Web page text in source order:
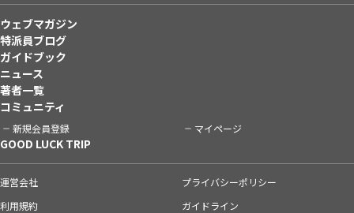
ウェブマガジン
特派員ブログ
ガイドブック
ニュース
著者一覧
コミュニティ
新規会員登録 マイページ
GOOD LUCK TRIP
運営会社
プライバシーポリシー
利用規約
ガイドライン